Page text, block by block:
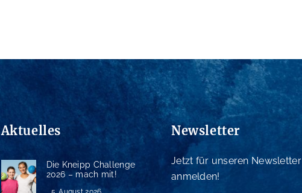
Aktuelles
Die Kneipp Challenge
2026 – mach mit!
Newsletter
Jetzt für unseren Newsletter
anmelden!